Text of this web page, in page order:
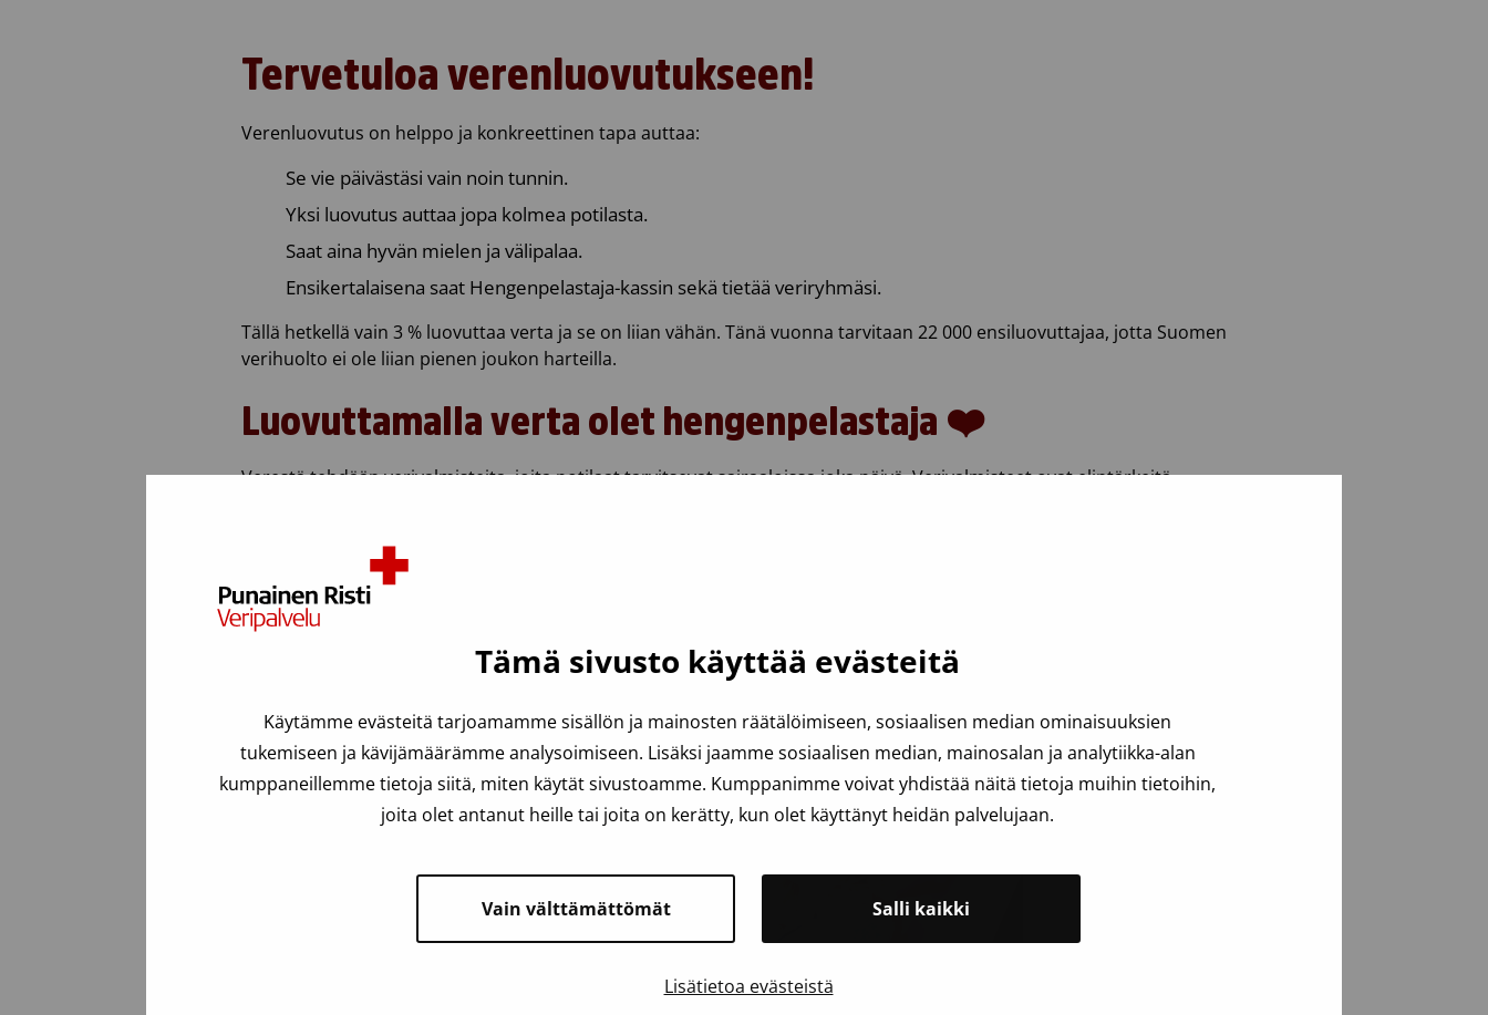
Tämä sivusto käyttää evästeitä
Käytämme evästeitä tarjoamamme sisällön ja mainosten räätälöimiseen, sosiaalisen median ominaisuuksien
tukemiseen ja kävijämäärämme analysoimiseen. Lisäksi jaamme sosiaalisen median, mainosalan ja analytiikka-alan
kumppaneillemme tietoja siitä, miten käytät sivustoamme. Kumppanimme voivat yhdistää näitä tietoja muihin tietoihin,
joita olet antanut heille tai joita on kerätty, kun olet käyttänyt heidän palvelujaan.
Vain välttämättömät Salli kaikki
Lisätietoa evästeistä
Tervetuloa verenluovutukseen!
Verenluovutus on helppo ja konkreettinen tapa auttaa:
Se vie päivästäsi vain noin tunnin.
Yksi luovutus auttaa jopa kolmea potilasta.
Saat aina hyvän mielen ja välipalaa.
Ensikertalaisena saat Hengenpelastaja-kassin sekä tietää veriryhmäsi.
Tällä hetkellä vain 3 % luovuttaa verta ja se on liian vähän. Tänä vuonna tarvitaan 22 000 ensiluovuttajaa, jotta Suomen
verihuolto ei ole liian pienen joukon harteilla.
Luovuttamalla verta olet hengenpelastaja ❤️
Verestä tehdään verivalmisteita, joita potilaat tarvitsevat sairaaloissa joka päivä. Verivalmisteet ovat elintärkeitä